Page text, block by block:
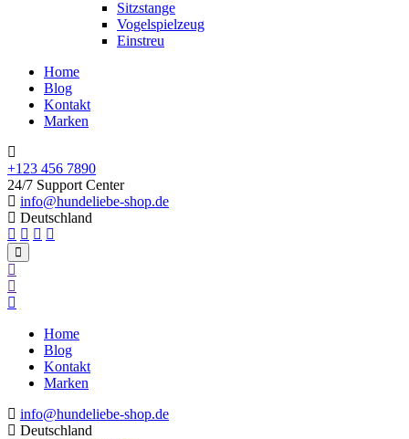
Sitzstange
Vogelspielzeug
Einstreu
Home
Blog
Kontakt
Marken
+123 456 7890
24/7 Support Center
info@hundeliebe-shop.de
Deutschland
Home
Blog
Kontakt
Marken
info@hundeliebe-shop.de
Deutschland